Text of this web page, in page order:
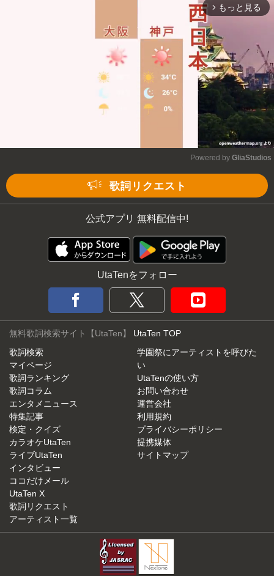
Mute
arrow_forward_ios もっと見る
Powered by GliaStudios
歌詞リクエスト
公式アプリ 無料配信中!
UtaTenをフォロー
無料歌詞検索サイト【UtaTen】 UtaTen TOP
歌詞検索
マイページ
歌詞ランキング
歌詞コラム
エンタメニュース
特集記事
検定・クイズ
カラオケUtaTen
ライブUtaTen
インタビュー
ココだけメール
UtaTen X
歌詞リクエスト
アーティスト一覧
学園祭にアーティストを呼びた
い
UtaTenの使い方
お問い合わせ
運営会社
利用規約
プライバシーポリシー
提携媒体
サイトマップ